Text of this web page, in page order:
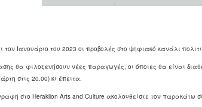
τον Ιανουάριο του 2023 οι προβολές στο ψηφιακό κανάλι
θα φιλοξενήσουν νέες παραγωγές, οι όποιες θα είναι
στις 20.00) κι έπειτα.
στο Heraklion Arts and Culture ακολουθείστε τον παρακάτω